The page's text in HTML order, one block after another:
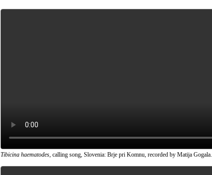
Tibicina haematodes, calling song, Slovenia: Brje pri Komnu, recorded by Matija Gogala.